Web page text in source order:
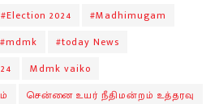
#Election 2024
#Madhimugam
#mdmk
#today News
Mdmk vaiko
சென்னை உயர் நீதிமன்றம் உத்தரவு